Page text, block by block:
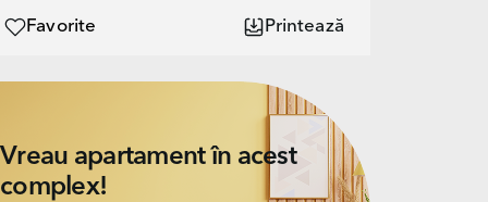
Favorite Printează
Vreau apartament în acest
complex!